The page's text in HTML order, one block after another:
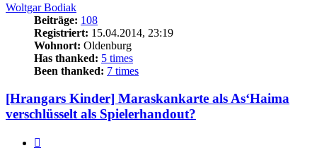
Woltgar Bodiak
Beiträge: 108
Registriert: 15.04.2014, 23:19
Wohnort: Oldenburg
Has thanked: 5 times
Been thanked: 7 times
[Hrangars Kinder] Maraskankarte als As‘Haima
verschlüsselt als Spielerhandout?